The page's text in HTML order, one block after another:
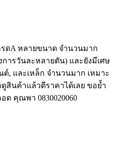
ดA หลายขนาด จำนวนมาก
ารวันละหลายตัน) และยังมีเศษ
ต์, และเหล็ก จำนวนมาก เหมาะ
สินค้าแล้วตีราคาได้เลย ขอย้ำ
ด คุณพา 0830020060